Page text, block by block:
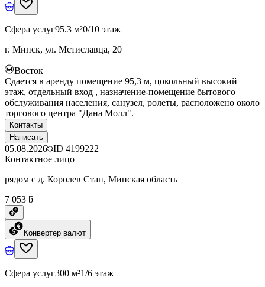
Сфера услуг95.3 м²0/10 этаж
г. Минск, ул. Мстиславца, 20
Восток
Сдается в аренду помещение 95,3 м, цокольный высокий
этаж, отдельный вход , назначение-помещение бытового
обслуживания населения, санузел, ролеты, расположено около
торгового центра "Дана Молл".
Контакты
Написать
05.08.2026 ID 4199222
Контактное лицо
рядом с д. Королев Стан, Минская область
7 053 ƃ
Конвертер валют
Сфера услуг300 м²1/6 этаж